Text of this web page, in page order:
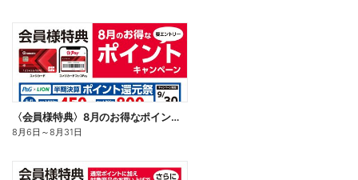
〈会員様特典〉8月のお得なポイントキャンペーン
8月6日 ～8月31日